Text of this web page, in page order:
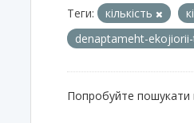
Теги: кількість
denaptameht-
Попробуйте пошукати